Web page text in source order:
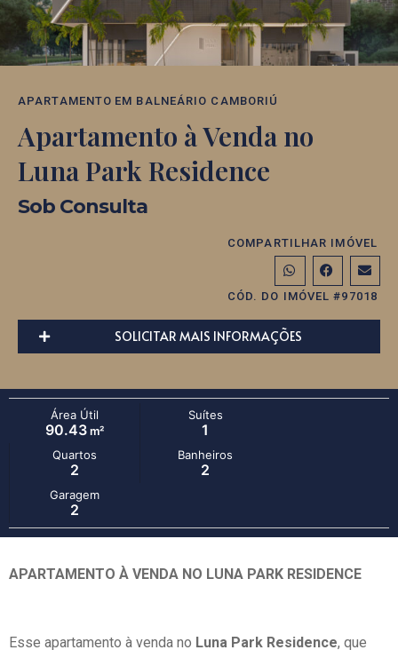
APARTAMENTO EM BALNEÁRIO CAMBORIÚ
Apartamento à Venda no
Luna Park Residence
Sob Consulta
COMPARTILHAR IMÓVEL
CÓD. DO IMÓVEL #97018
SOLICITAR MAIS INFORMAÇÕES
Área Útil
90.43m²
Suítes
1
Quartos
2
Banheiros
2
Garagem
2
APARTAMENTO À VENDA NO LUNA PARK RESIDENCE
Esse apartamento à venda no Luna Park Residence, que